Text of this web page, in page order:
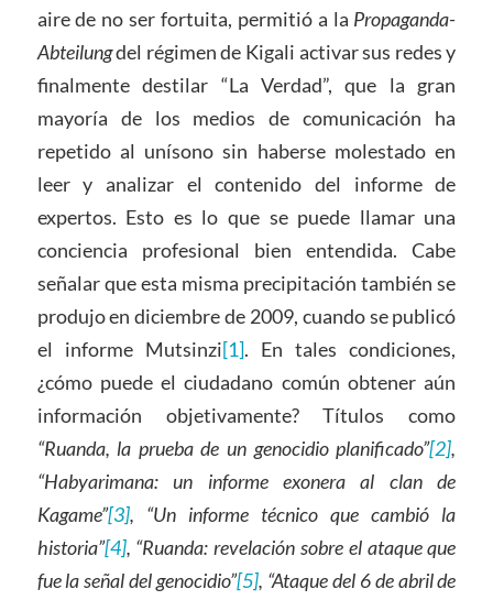
aire de no ser fortuita, permitió a la Propaganda-
Abteilungdel régimen de Kigali activar sus redes y
finalmente destilar “La Verdad”, que la gran
mayoría de los medios de comunicación ha
repetido al unísono sin haberse molestado en
leer y analizar el contenido del informe de
expertos. Esto es lo que se puede llamar una
conciencia profesional bien entendida. Cabe
señalar que esta misma precipitación también se
produjo en diciembre de 2009, cuando se publicó
el informe Mutsinzi[1]. En tales condiciones,
¿cómo puede el ciudadano común obtener aún
información objetivamente? Títulos como
“Ruanda, la prueba de un genocidio planificado”[2],
“Habyarimana: un informe exonera al clan de
Kagame”[3], “Un informe técnico que cambió la
historia”[4], “Ruanda: revelación sobre el ataque que
fue la señal del genocidio”[5], “Ataque del 6 de abril de